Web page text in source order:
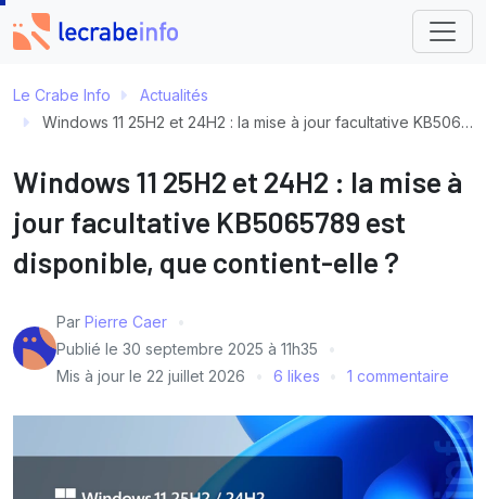
Le Crabe Info
Actualités
Windows 11 25H2 et 24H2 : la mise à jour facultative KB5065789 est disponible, que contient-elle ?
Windows 11 25H2 et 24H2 : la mise à
jour facultative KB5065789 est
disponible, que contient-elle ?
Par Pierre Caer
Publié le 30 septembre 2025 à 11h35
Mis à jour le 22 juillet 2026 6 likes 1 commentaire